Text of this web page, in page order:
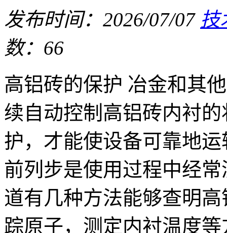
发布时间：2026/07/07 技
数：66
高铝砖的保护 冶金和其
续自动控制高铝砖内衬
护，才能使设备可靠地
前列步是使用过程中经
道有几种方法能够查明
踪原子，测定内衬温度